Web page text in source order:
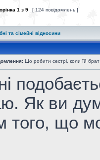
1 з 9 [ 124 повідомлень ]
та сімейні відносини
Що робити сестрі, коли їй
Як ви
того, що